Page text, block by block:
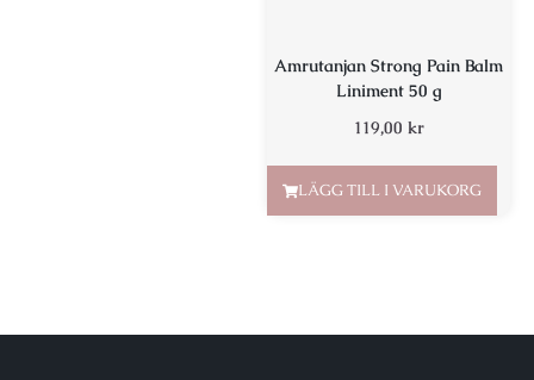
Amrutanjan Strong Pain Balm
Liniment 50 g
119,00 kr
LÄGG TILL I VARUKORG